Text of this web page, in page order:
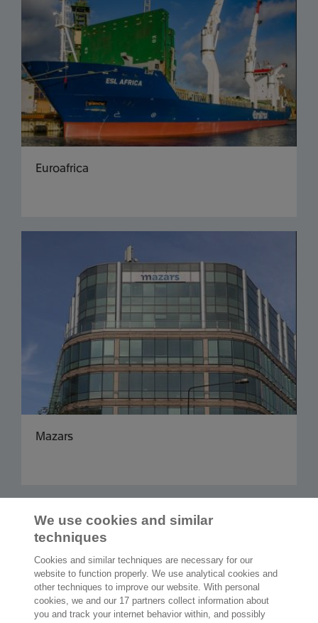
Euroafrica
Mazars
2 000 specjalistówgotowych by Ci
pomóc
We use cookies and similar
techniques
Cookies and similar techniques are necessary for our
website to function properly. We use analytical cookies and
other techniques to improve our website. With personal
cookies, we and our 17 partners collect information about
you and track your internet behavior within, and possibly